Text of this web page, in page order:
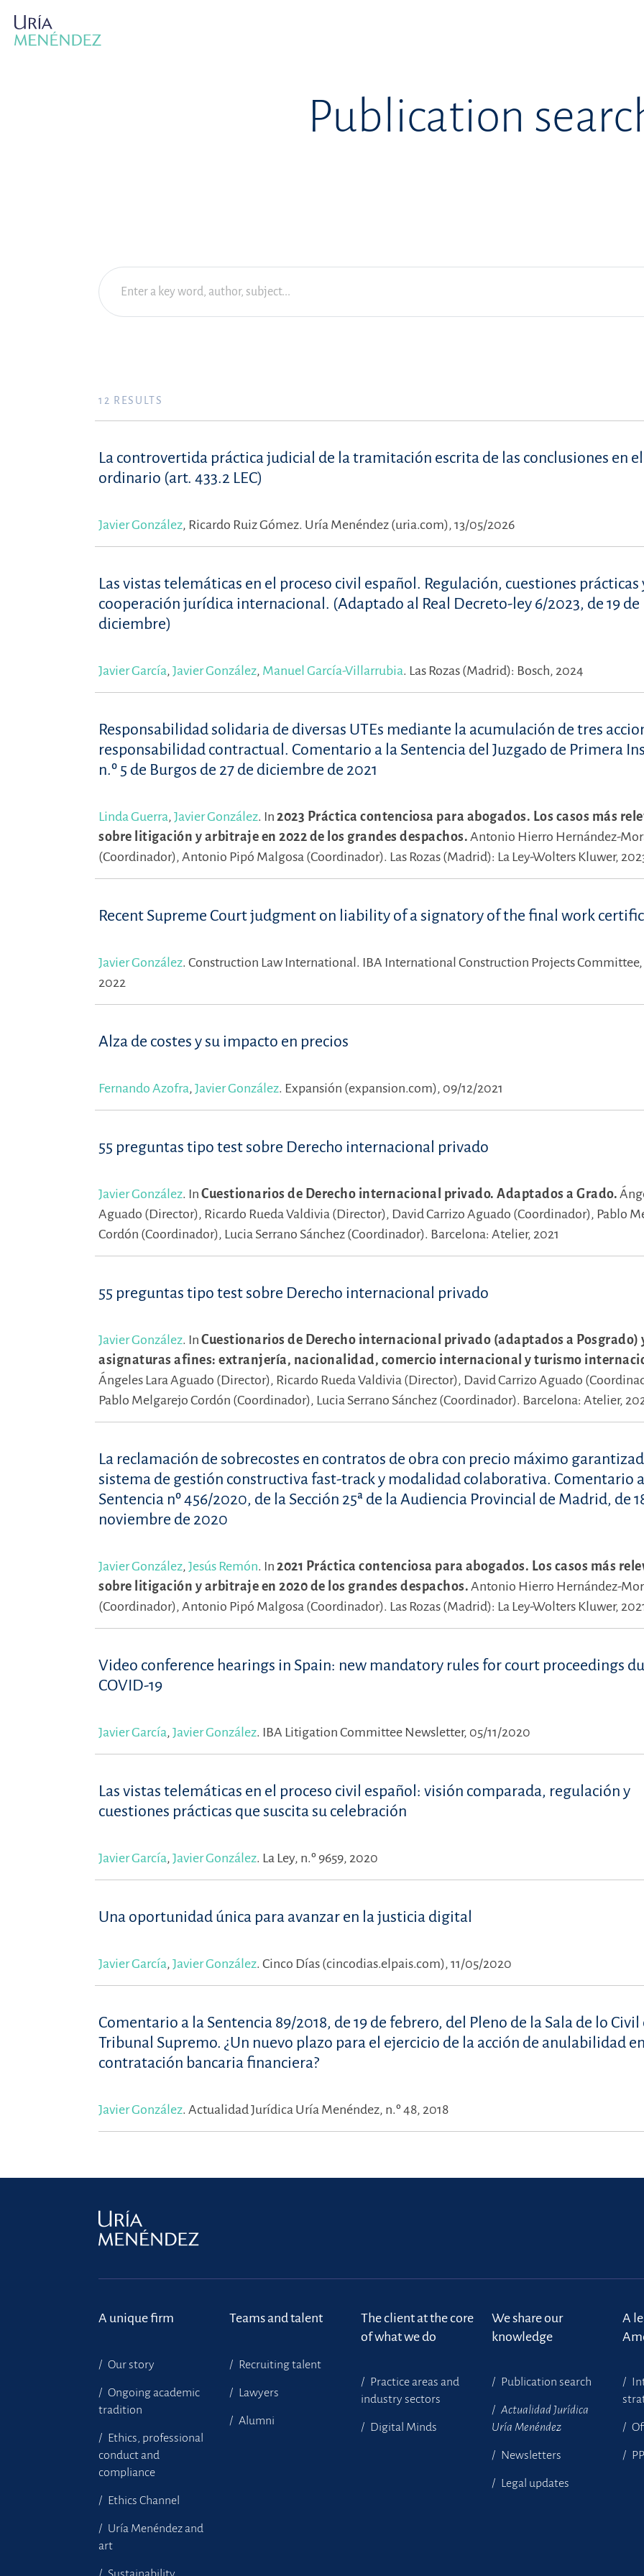
Publication
12 RESULTS
La controvertida práctica judicial de la tramitación escrita de las conclusiones en
ordinario (art. 433.2 LEC)
Javier González, Ricardo Ruiz Gómez. Uría Menéndez (uria.com), 13/05/2026
Las vistas telemáticas en el proceso civil español. Regulación, cuestiones prácticas
cooperación jurídica internacional. (Adaptado al Real Decreto-ley 6/2023, de 19 de
diciembre)
Javier García, Javier González, Manuel García-Villarrubia. Las Rozas (Madrid): Bosch, 2024
Responsabilidad solidaria de diversas UTEs mediante la acumulación de tres
responsabilidad contractual. Comentario a la Sentencia del Juzgado de Primera
n.º 5 de Burgos de 27 de diciembre de 2021
Linda Guerra, Javier González. In 2023 Práctica contenciosa para abogados. Los casos más
sobre litigación y arbitraje en 2022 de los grandes despachos. Antonio Hierro Hernández-
(Coordinador), Antonio Pipó Malgosa (Coordinador). Las Rozas (Madrid): La Ley-Wolters Kluwer,
Recent Supreme Court judgment on liability of a signatory of the final work
Javier González. Construction Law International. IBA International Construction Projects Committee,
2022
Alza de costes y su impacto en precios
Fernando Azofra, Javier González. Expansión (expansion.com), 09/12/2021
55 preguntas tipo test sobre Derecho internacional privado
Javier González. In Cuestionarios de Derecho internacional privado. Adaptados a Grado.
Aguado (Director), Ricardo Rueda Valdivia (Director), David Carrizo Aguado (Coordinador), Pablo
Cordón (Coordinador), Lucia Serrano Sánchez (Coordinador). Barcelona: Atelier, 2021
55 preguntas tipo test sobre Derecho internacional privado
Javier González. In Cuestionarios de Derecho internacional privado (adaptados a Posgrado)
asignaturas afines: extranjería, nacionalidad, comercio internacional y turismo
Ángeles Lara Aguado (Director), Ricardo Rueda Valdivia (Director), David Carrizo Aguado
Pablo Melgarejo Cordón (Coordinador), Lucia Serrano Sánchez (Coordinador). Barcelona: Atelier,
La reclamación de sobrecostes en contratos de obra con precio máximo
sistema de gestión constructiva fast-track y modalidad colaborativa. Comentario
Sentencia nº 456/2020, de la Sección 25ª de la Audiencia Provincial de Madrid, de
noviembre de 2020
Javier González, Jesús Remón. In 2021 Práctica contenciosa para abogados. Los casos más
sobre litigación y arbitraje en 2020 de los grandes despachos. Antonio Hierro Hernández-
(Coordinador), Antonio Pipó Malgosa (Coordinador). Las Rozas (Madrid): La Ley-Wolters Kluwer,
Video conference hearings in Spain: new mandatory rules for court proceedings
COVID-19
Javier García, Javier González. IBA Litigation Committee Newsletter, 05/11/2020
Las vistas telemáticas en el proceso civil español: visión comparada, regulación y
cuestiones prácticas que suscita su celebración
Javier García, Javier González. La Ley, n.º 9659, 2020
Una oportunidad única para avanzar en la justicia digital
Javier García, Javier González. Cinco Días (cincodias.elpais.com), 11/05/2020
Comentario a la Sentencia 89/2018, de 19 de febrero, del Pleno de la Sala de lo Civil
Tribunal Supremo. ¿Un nuevo plazo para el ejercicio de la acción de anulabilidad
contratación bancaria financiera?
Javier González. Actualidad Jurídica Uría Menéndez, n.º 48, 2018
A unique firm
Our story
Ongoing academic
tradition
Ethics, professional
conduct and
compliance
Ethics Channel
Uría Menéndez and
art
Teams and talent
Recruiting talent
Lawyers
Alumni
The client at the core
of what we do
Practice areas and
industry sectors
Digital Minds
We share our
knowledge
Publication search
Actualidad Jurídica
Uría Menéndez
Newsletters
Legal updates
A